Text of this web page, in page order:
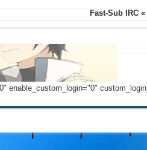
»
Fast-Sub IRC